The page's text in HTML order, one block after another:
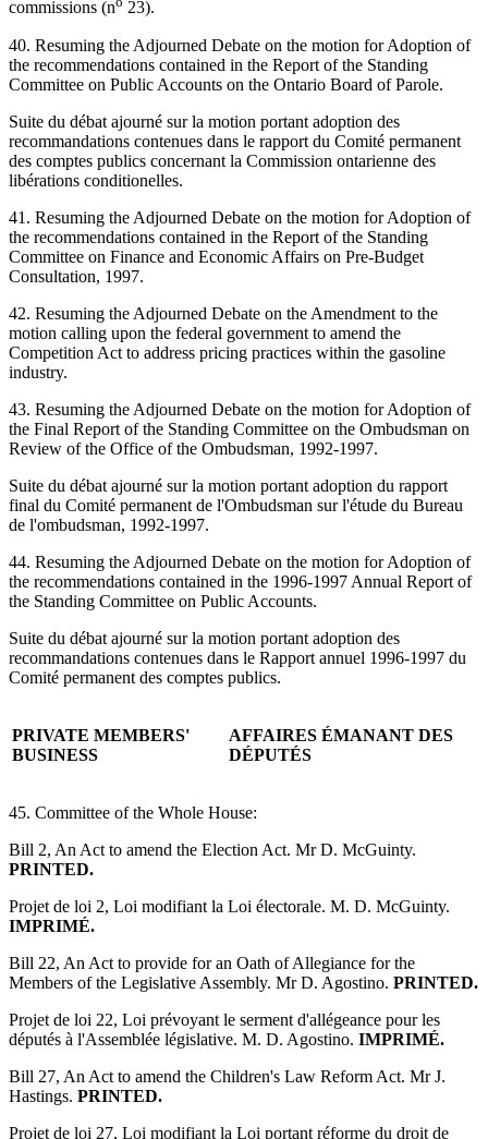
commissions (n
23).
40. Resuming the Adjourned Debate on the motion for Adoption of
the recommendations contained in the Report of the Standing
Committee on Public Accounts on the Ontario Board of Parole.
Suite du débat ajourné sur la motion portant adoption des
recommandations contenues dans le rapport du Comité permanent
des comptes publics concernant la Commission ontarienne des
libérations conditionelles.
41. Resuming the Adjourned Debate on the motion for Adoption of
the recommendations contained in the Report of the Standing
Committee on Finance and Economic Affairs on Pre-Budget
Consultation, 1997.
42. Resuming the Adjourned Debate on the Amendment to the
motion calling upon the federal government to amend the
Competition Act to address pricing practices within the gasoline
industry.
43. Resuming the Adjourned Debate on the motion for Adoption of
the Final Report of the Standing Committee on the Ombudsman on
Review of the Office of the Ombudsman, 1992-1997.
Suite du débat ajourné sur la motion portant adoption du rapport
final du Comité permanent de l'Ombudsman sur l'étude du Bureau
de l'ombudsman, 1992-1997.
44. Resuming the Adjourned Debate on the motion for Adoption of
the recommendations contained in the 1996-1997 Annual Report of
the Standing Committee on Public Accounts.
Suite du débat ajourné sur la motion portant adoption des
recommandations contenues dans le Rapport annuel 1996-1997 du
Comité permanent des comptes publics.
PRIVATE MEMBERS'
BUSINESS
AFFAIRES ÉMANANT DES
DÉPUTÉS
45. Committee of the Whole House:
Bill 2, An Act to amend the Election Act. Mr D. McGuinty.
PRINTED.
Projet de loi 2, Loi modifiant la Loi électorale. M. D. McGuinty.
IMPRIMÉ.
Bill 22, An Act to provide for an Oath of Allegiance for the
Members of the Legislative Assembly. Mr D. Agostino. PRINTED.
Projet de loi 22, Loi prévoyant le serment d'allégeance pour les
députés à l'Assemblée législative. M. D. Agostino. IMPRIMÉ.
Bill 27, An Act to amend the Children's Law Reform Act. Mr J.
Hastings. PRINTED.
Projet de loi 27, Loi modifiant la Loi portant réforme du droit de